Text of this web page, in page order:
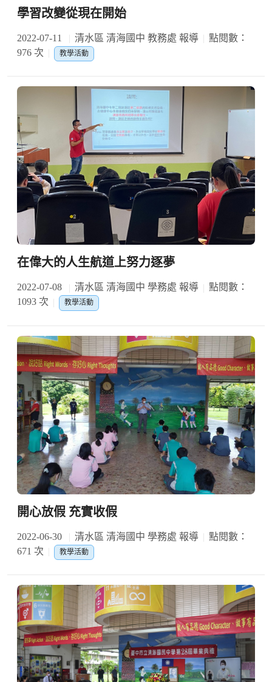
學習改變從現在開始
2022-07-11 清水區 清海國中 教務處 報導
點閱數：
976 次
教學活動
在偉大的人生航道上努力逐夢
2022-07-08 清水區 清海國中 學務處 報導
點閱數：
1093 次
教學活動
開心放假 充實收假
2022-06-30 清水區 清海國中 學務處 報導
點閱數：
671 次
教學活動